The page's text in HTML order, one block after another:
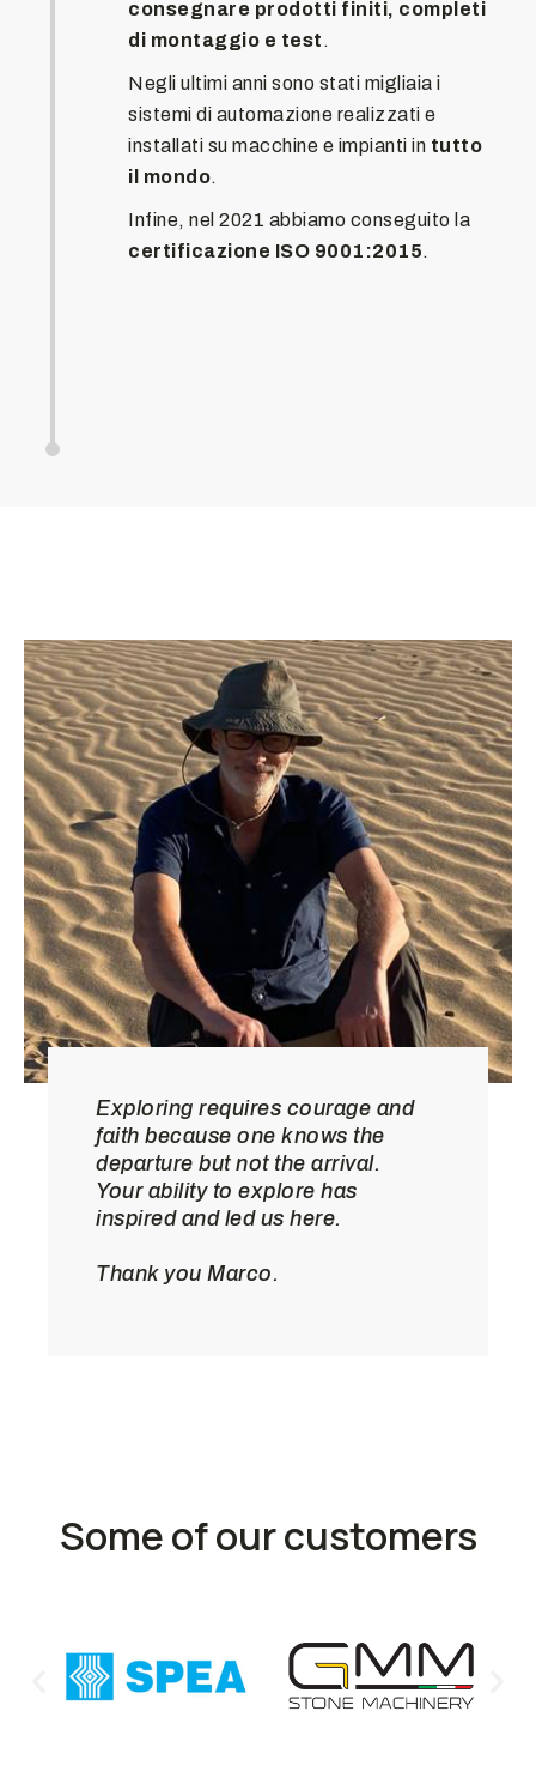
consegnare prodotti finiti, completi
di montaggio e test .
Negli ultimi anni sono stati migliaia i
sistemi di automazione realizzati e
installati su macchine e impianti in tutto
il mondo.
Infine, nel 2021 abbiamo conseguito la
certificazione ISO 9001:2015.
Exploring requires courage and
faith because one knows the
departure but not the arrival.
Your ability to explore has
inspired and led us here.
Thank you Marco.
Some of our customers